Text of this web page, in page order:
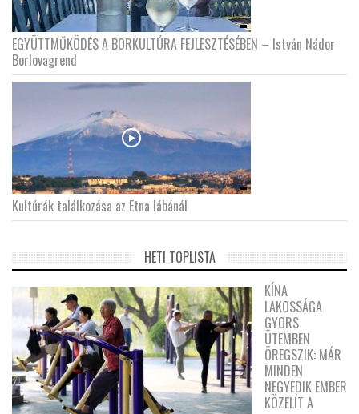
EGYÜTTMŰKÖDÉS A BORKULTÚRA FEJLESZTÉSÉBEN – István Nádor
Borlovagrend
Kultúrák találkozása az Etna lábánál
HETI TOPLISTA
KÍNA
LAKOSSÁGA
GYORS
ÜTEMBEN
ÖREGSZIK: MÁR
MINDEN
NEGYEDIK EMBER
KÖZELÍT A